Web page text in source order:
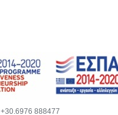
+30.6976 888477